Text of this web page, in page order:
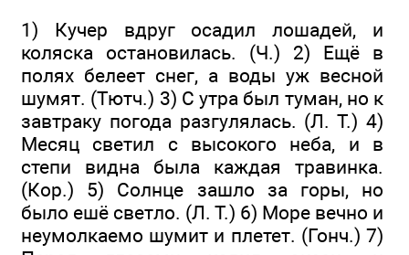
1) Кучер вдруг осадил лошадей, и
коляска остановилась. (Ч.) 2) Ещё в
полях белеет снег, а воды уж весной
шумят. (Тютч.) 3) С утра был туман, но к
завтраку погода разгулялась. (Л. Т.) 4)
Месяц светил с высокого неба, и в
степи видна была каждая травинка.
(Кор.) 5) Солнце зашло за горы, но
было ешё светло. (Л. Т.) 6) Море вечно и
неумолкаемо шумит и плетет. (Гонч.) 7)